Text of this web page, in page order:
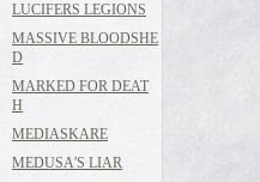
LUCIFERS LEGIONS
MASSIVE BLOODSHE
D
MARKED FOR DEAT
H
MEDIASKARE
MEDUSA'S LIAR